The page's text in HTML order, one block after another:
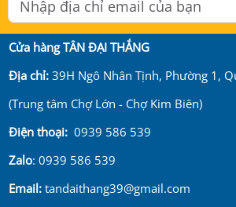
Cửa hàng TÂN ĐẠI THẮNG
Địa chỉ:39H Ngô Nhân Tịnh, Phường 1,
(Trung tâm Chợ Lớn - Chợ Kim Biên)
Điện thoại: 0939 586 539
Zalo: 0939 586 539
Email:tandaithang39@gmail.com